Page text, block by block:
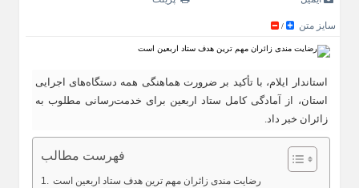
سایز متن /
استاندار ایلام، با تأکید بر ضرورت هماهنگی همه دستگاه‌های اجرایی
استان، از آمادگی کامل ستاد اربعین برای خدمت‌رسانی مطلوب به
زائران خبر داد.
فهرست مطالب
رضایت‌ مندی زائران مهم‌ ترین هدف ستاد اربعین است